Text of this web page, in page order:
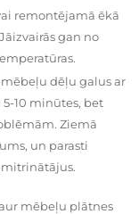
remontējamā ēkā
gan no
dēļu galus ar
10 minūtes, bet
Ziemā
un parasti
mēbeļu plātnes